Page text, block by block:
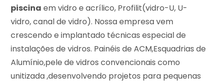
piscina em vidro e acrílico, Profilit(vidro-U, U-
vidro, canal de vidro). Nossa empresa vem
crescendo e implantado técnicas especial de
instalações de vidros. Painéis de ACM,Esquadrias de
Alumínio,pele de vidros convencionais como
unitizada ,desenvolvendo projetos para pequenas